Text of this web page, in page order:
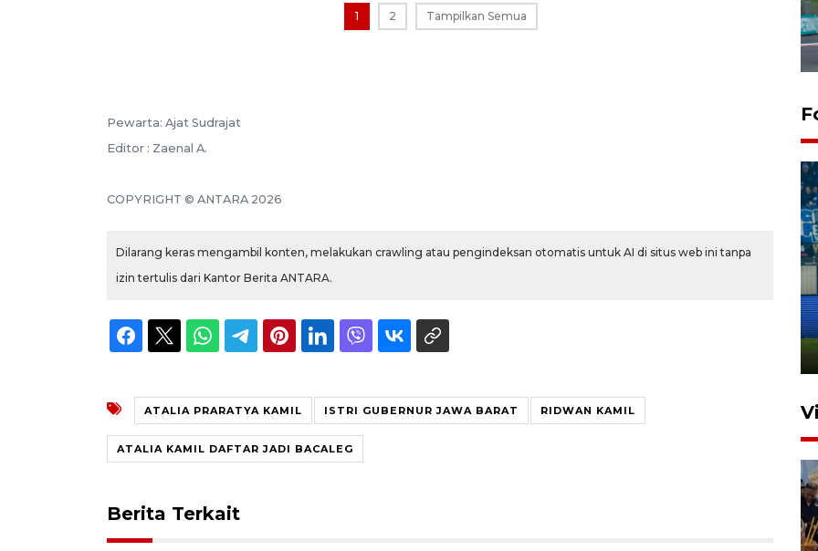
1 2 Tampilkan Semua
Pewarta: Ajat Sudrajat
Editor : Zaenal A.
COPYRIGHT © ANTARA 2026
Dilarang keras mengambil konten, melakukan crawling atau pengindeksan otomatis untuk AI di situs web ini tanpa
izin tertulis dari Kantor Berita ANTARA.
ATALIA PRARATYA KAMIL ISTRI GUBERNUR JAWA BARAT RIDWAN KAMIL
ATALIA KAMIL DAFTAR JADI BACALEG
Berita Terkait